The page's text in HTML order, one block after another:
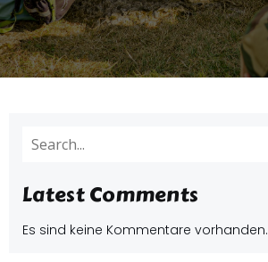
Latest Comments
Es sind keine Kommentare vorhanden.